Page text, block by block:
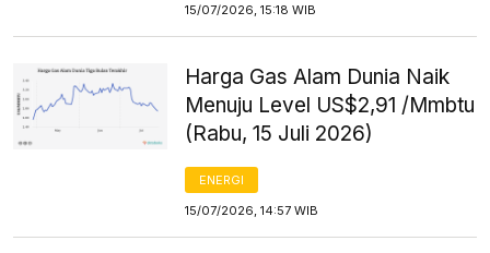
15/07/2026, 15:18 WIB
Harga Gas Alam Dunia Naik
Menuju Level US$2,91 /Mmbtu
(Rabu, 15 Juli 2026)
ENERGI
15/07/2026, 14:57 WIB